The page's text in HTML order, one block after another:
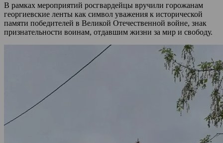
В рамках мероприятий росгвардейцы вручили горожанам
георгиевские ленты как символ уважения к исторической
памяти победителей в Великой Отечественной войне, знак
признательности воинам, отдавшим жизни за мир и свободу.